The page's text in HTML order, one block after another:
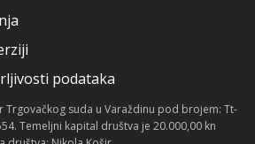
podataka
Trgovačkog suda u Varaždinu pod brojem: Tt-
Temeljni kapital društva je 20.000,00 kn